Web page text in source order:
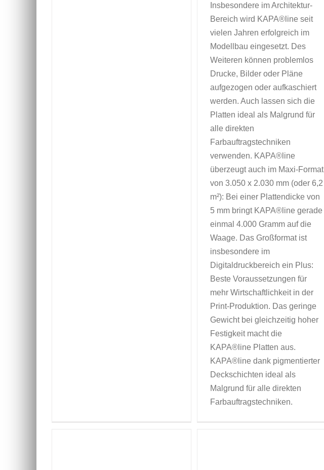
Insbesondere im Architektur-
Bereich wird KAPA®line seit
vielen Jahren erfolgreich im
Modellbau eingesetzt. Des
Weiteren können problemlos
Drucke, Bilder oder Pläne
aufgezogen oder aufkaschiert
werden. Auch lassen sich die
Platten ideal als Malgrund für
alle direkten
Farbauftragstechniken
verwenden. KAPA®line
überzeugt auch im Maxi-Format
von 3.050 x 2.030 mm (oder 6,2
m²): Bei einer Plattendicke von
5 mm bringt KAPA®line gerade
einmal 4.000 Gramm auf die
Waage. Das Großformat ist
insbesondere im
Digitaldruckbereich ein Plus:
Beste Voraussetzungen für
mehr Wirtschaftlichkeit in der
Print-Produktion. Das geringe
Gewicht bei gleichzeitig hoher
Festigkeit macht die
KAPA®line Platten aus.
KAPA®line dank pigmentierter
Deckschichten ideal als
Malgrund für alle direkten
Farbauftragstechniken.